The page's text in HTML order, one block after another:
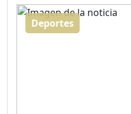
Deportes